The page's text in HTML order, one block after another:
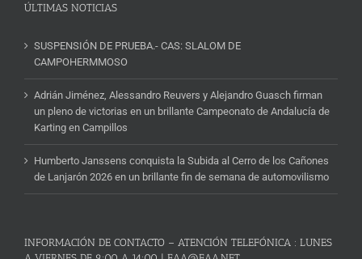
ÚLTIMAS NOTICIAS
SUSPENSIÓN DE PRUEBA.- CAS: SLALOM DE
CAMPOHERMMOSO
Adrián Jiménez, Alessandro Reuvers y Alejandro Guasch firman
un pleno de victorias en un brillante Campeonato de Andalucía de
Karting en Campillos
Humberto Janssens conquista la Subida al Cerro de los Cañones
de Lanjarón 2026 en un brillante fin de semana de automovilismo
INFORMACIÓN DE CONTACTO – ATENCIÓN TELEFÓNICA : LUNES